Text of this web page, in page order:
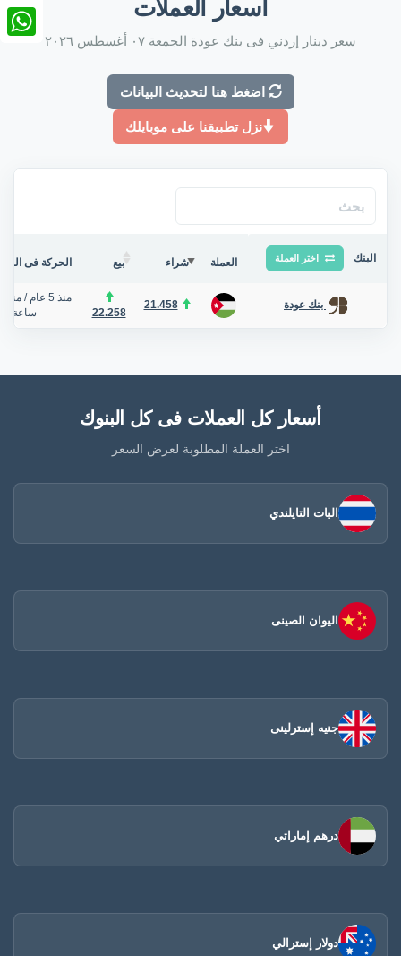
أسعار العملات
سعر دينار إردني فى بنك عودة الجمعة ٠٧ أغسطس ٢٠٢٦
اضغط هنا لتحديث البيانات
نزل تطبيقنا على موبايلك
البنك اختر العملة العملة شراء بيع الحركة فى
بنك عودة 21.458
22.258
منذ 5 عام / منذ
ساعة
أسعار كل العملات فى كل البنوك
اختر العملة المطلوبة لعرض السعر
البات التايلندي
اليوان الصينى​
جنيه إسترلينى
درهم إماراتي
دولار إسترالي